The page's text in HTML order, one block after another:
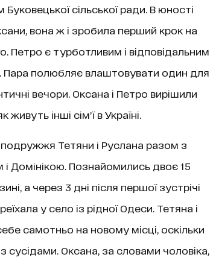
сільської ради. В юності
вона ж і зробила перший крок на
є турботливим і відповідальним
Пара полюбляє влаштовувати один для
вечори. Оксана і Петро вирішили
інші сімʼї в Україні.
Тетяни і Руслана разом з
Домінікою. Познайомились двоє 15
а через 3 дні після першої зустрічі
у село із рідної Одеси. Тетяна і
самотньо на новому місці, оскільки
сусідами. Оксана, за словами чоловіка,